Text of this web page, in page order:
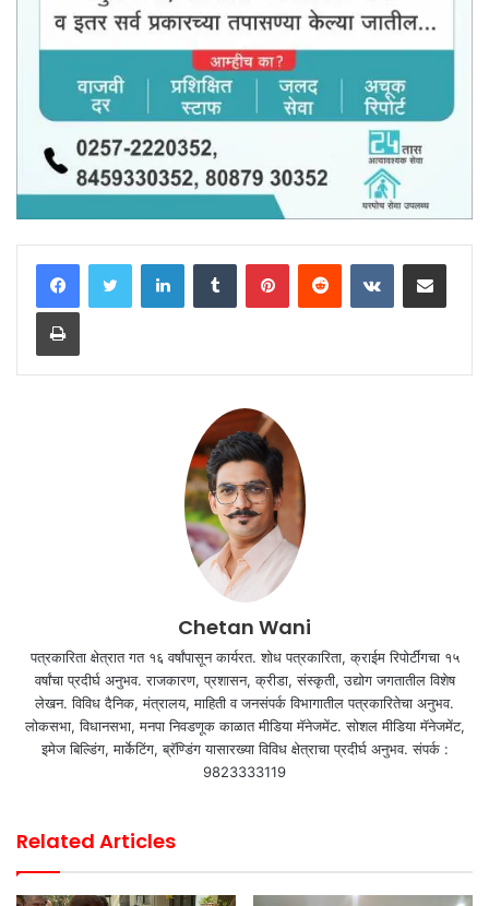
LinkedInTumblr PinterestReddit VKontakteShare via Email
Print
Chetan Wani
पत्रकारिता क्षेत्रात गत १६ वर्षांपासून कार्यरत. शोध पत्रकारिता, क्राईम रिपोर्टींगचा १५
वर्षांचा प्रदीर्घ अनुभव. राजकारण, प्रशासन, क्रीडा, संस्कृती, उद्योग जगतातील विशेष
लेखन. विविध दैनिक, मंत्रालय, माहिती व जनसंपर्क विभागातील पत्रकारितेचा अनुभव.
लोकसभा, विधानसभा, मनपा निवडणूक काळात मीडिया मॅनेजमेंट. सोशल मीडिया मॅनेजमेंट,
इमेज बिल्डिंग, मार्केटिंग, ब्रॅण्डिंग यासारख्या विविध क्षेत्राचा प्रदीर्घ अनुभव. संपर्क :
9823333119
Related Articles